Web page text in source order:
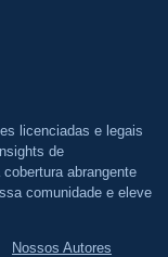
licenciadas e legais
de
abrangente
comunidade e eleve
Nossos Autores